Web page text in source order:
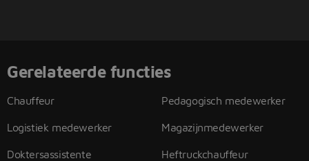
Gerelateerde functies
Chauffeur
Logistiek medewerker
Doktersassistente
Pedagogisch medewerker
Magazijnmedewerker
Heftruckchauffeur